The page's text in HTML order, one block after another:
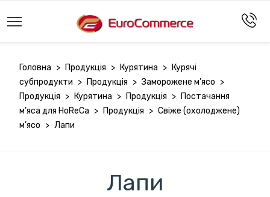
Головна > Продукція > Курятина > Курячі
субпродукти > Продукція > Заморожене м’ясо >
Продукція > Курятина > Продукція > Постачання
м’яса для HoReCa > Продукція > Свіже (охолоджене)
м’ясо > Лапи
Лапи